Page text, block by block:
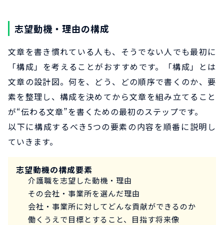
志望動機・理由の構成
文章を書き慣れている人も、そうでない人でも最初に
「構成」を考えることがおすすめです。「構成」とは
文章の設計図。何を、どう、どの順序で書くのか、要
素を整理し、構成を決めてから文章を組み立てること
が“伝わる文章”を書くための最初のステップです。
以下に構成するべき5つの要素の内容を順番に説明し
ていきます。
志望動機の構成要素
介護職を志望した動機・理由
その会社・事業所を選んだ理由
会社・事業所に対してどんな貢献ができるのか
働くうえで目標とすること、目指す将来像